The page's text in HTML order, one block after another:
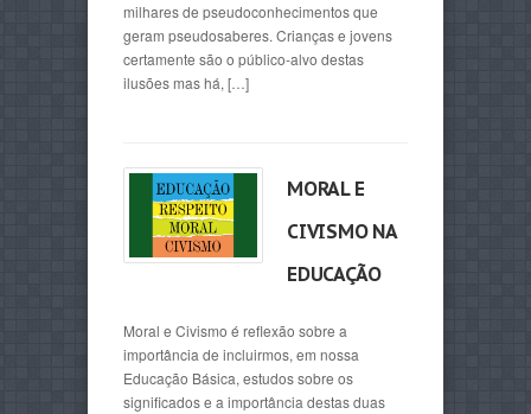
milhares de pseudoconhecimentos que
geram pseudosaberes. Crianças e jovens
certamente são o público-alvo destas
ilusões mas há, […]
MORAL E
CIVISMO NA
EDUCAÇÃO
Moral e Civismo é reflexão sobre a
importância de incluirmos, em nossa
Educação Básica, estudos sobre os
significados e a importância destas duas